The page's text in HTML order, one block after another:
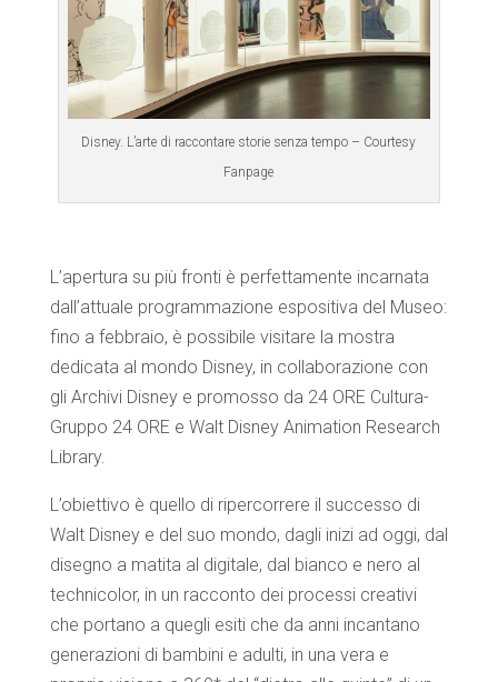
Disney. L’arte di raccontare storie senza tempo – Courtesy
Fanpage
L’apertura su più fronti è perfettamente incarnata
dall’attuale programmazione espositiva del Museo:
fino a febbraio, è possibile visitare la mostra
dedicata al mondo Disney, in collaborazione con
gli Archivi Disney e promosso da 24 ORE Cultura-
Gruppo 24 ORE e Walt Disney Animation Research
Library.
L’obiettivo è quello di ripercorrere il successo di
Walt Disney e del suo mondo, dagli inizi ad oggi, dal
disegno a matita al digitale, dal bianco e nero al
technicolor, in un racconto dei processi creativi
che portano a quegli esiti che da anni incantano
generazioni di bambini e adulti, in una vera e